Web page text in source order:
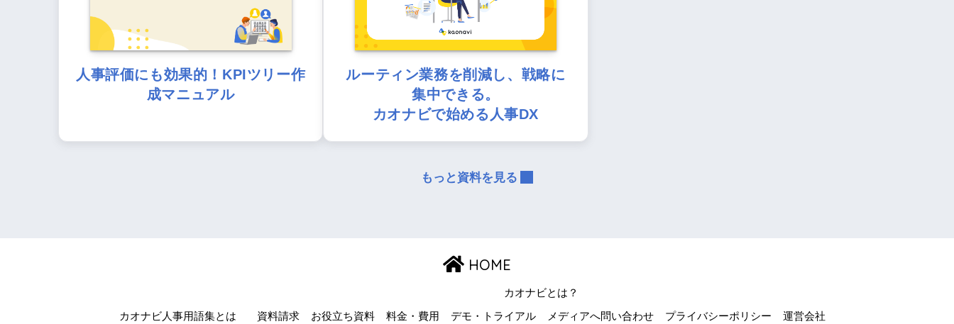
人事評価にも効果的！KPIツリー作
成マニュアル
ルーティン業務を削減し、戦略に
集中できる。
カオナビで始める人事DX
もっと資料を見る
HOME
カオナビ人事用語集とは
カオナビとは？
資料請求 お役立ち資料 料金・費用 デモ・トライアル メディアへ問い合わせ プライバシーポリシー 運営会社